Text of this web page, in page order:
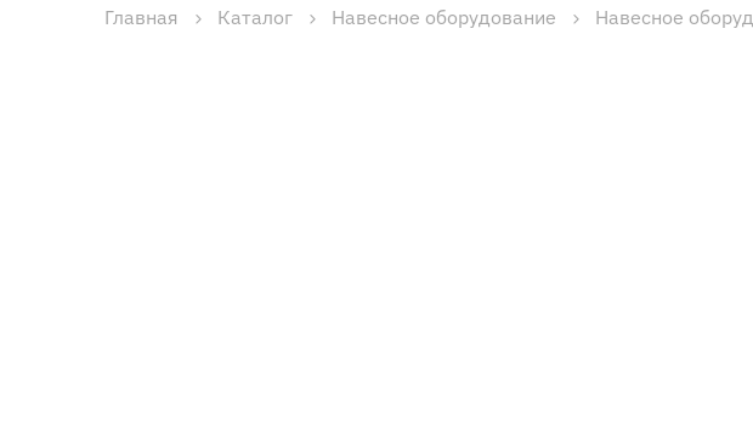
Главная Каталог Навесное оборудование